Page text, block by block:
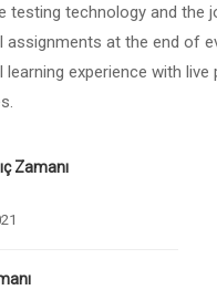
testing technology and the
assignments at the end of
learning experience with live
Zamanı